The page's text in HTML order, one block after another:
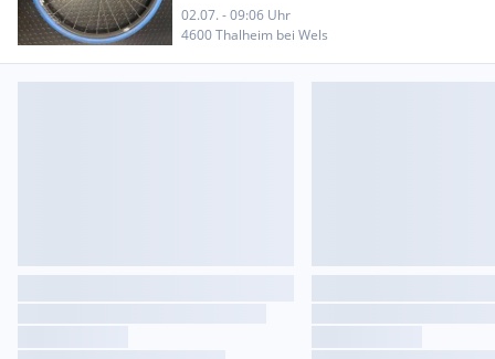
02.07. - 09:06 Uhr
4600 Thalheim bei Wels